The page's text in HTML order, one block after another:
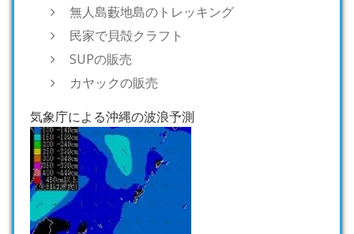
無人島藪地島のトレッキング
民家で貝殻クラフト
SUPの販売
カヤックの販売
気象庁による沖縄の波浪予測